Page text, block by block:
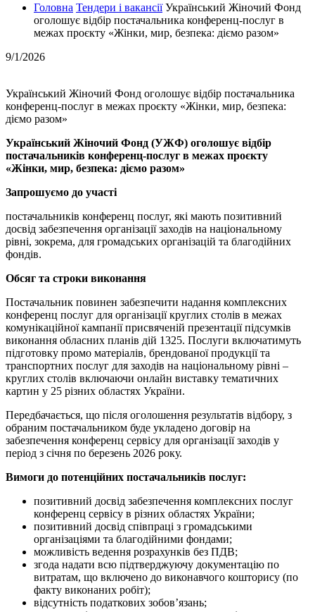
Головна Тендери і вакансії Український Жіночий Фонд
оголошує відбір постачальника конференц-послуг в
межах проєкту «Жінки, мир, безпека: діємо разом»
9/1/2026
Український Жіночий Фонд оголошує відбір постачальника
конференц-послуг в межах проєкту «Жінки, мир, безпека:
діємо разом»
Український Жіночий Фонд (УЖФ) оголошує відбір
постачальників конференц-послуг в межах проєкту
«Жінки, мир, безпека: діємо разом»
Запрошуємо до участі
постачальників конференц послуг, які мають позитивний
досвід забезпечення організації заходів на національному
рівні, зокрема, для громадських організацій та благодійних
фондів.
Обсяг та строки виконання
Постачальник повинен забезпечити надання комплексних
конференц послуг для організації круглих столів в межах
комунікаційної кампанії присвяченій презентації підсумків
виконання обласних планів дій 1325. Послуги включатимуть
підготовку промо матеріалів, брендованої продукції та
транспортних послуг для заходів на національному рівні –
круглих столів включаючи онлайн виставку тематичних
картин у 25 різних областях України.
Передбачається, що після оголошення результатів відбору, з
обраним постачальником буде укладено договір на
забезпечення конференц сервісу для організації заходів у
період з січня по березень 2026 року.
Вимоги до потенційних постачальників послуг:
позитивний досвід забезпечення комплексних послуг
конференц сервісу в різних областях України;
позитивний досвід співпраці з громадськими
організаціями та благодійними фондами;
можливість ведення розрахунків без ПДВ;
згода надати всю підтверджуючу документацію по
витратам, що включено до виконавчого кошторису (по
факту виконаних робіт);
відсутність податкових зобов’язань;